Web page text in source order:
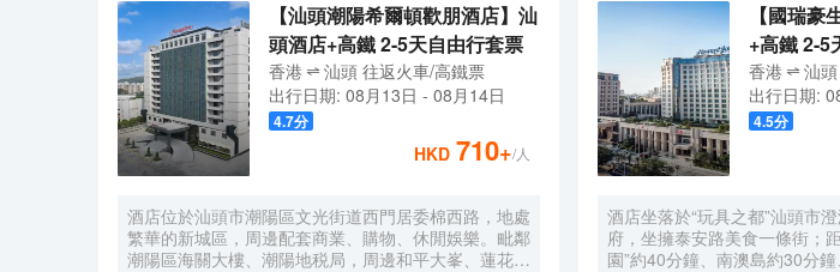
【汕頭潮陽希爾頓歡朋酒店】汕
頭酒店+高鐵 2-5天自由行套票
香港 汕頭 往返火車/高鐵票
出行日期: 08月13日 - 08月14日
4.7分
HKD 710+/人
酒店位於汕頭市潮陽區文光街道西門居委棉西路，地處
繁華的新城區，周邊配套商業、購物、休閒娛樂。毗鄰
潮陽區海關大樓、潮陽地税局，周邊和平大峯、蓮花
【國瑞
+高鐵 2-5
香港 汕頭
出行日期:
4.5分
酒店坐落於“玩具之都”汕頭市
府，坐擁泰安路美食一條街；
園”約40分鐘、南澳島約30分